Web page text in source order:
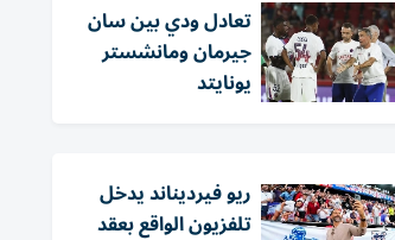
تعادل ودي بين سان
جيرمان ومانشستر
يونايتد
ريو فيرديناند يدخل
تلفزيون الواقع بعقد